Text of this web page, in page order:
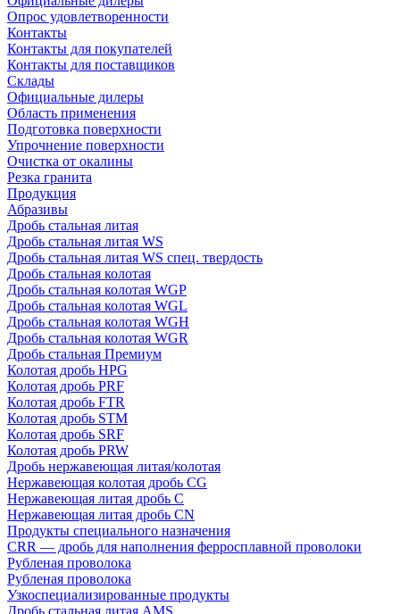
Опрос удовлетворенности
Контакты
Контакты для покупателей
Контакты для поставщиков
Склады
Официальные дилеры
Область применения
Подготовка поверхности
Упрочнение поверхности
Очистка от окалины
Резка гранита
Продукция
Абразивы
Дробь стальная литая
Дробь стальная литая WS
Дробь стальная литая WS спец. твердость
Дробь стальная колотая
Дробь стальная колотая WGP
Дробь стальная колотая WGL
Дробь стальная колотая WGH
Дробь стальная колотая WGR
Дробь стальная Премиум
Колотая дробь HPG
Колотая дробь PRF
Колотая дробь FTR
Колотая дробь STM
Колотая дробь SRF
Колотая дробь PRW
Дробь нержавеющая литая/колотая
Нержавеющая колотая дробь CG
Нержавеющая литая дробь C
Нержавеющая литая дробь CN
Продукты специального назначения
CRR — дробь для наполнения ферросплавной проволоки
Рубленая проволока
Рубленая проволока
Узкоспециализированные продукты
Дробь стальная литая AMS